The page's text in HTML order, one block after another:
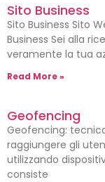
Sito Business
Sito Business Sito
Business Sei alla
veramente la tua
Read More »
Geofencing
Geofencing:
raggiungere gli
utilizzando
consiste